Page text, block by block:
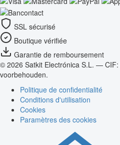
SSL sécurisé
Boutique vérifiée
Garantie de remboursement
© 2026 Satkit Electrónica S.L. —
voorbehouden.
Politique de confidentialité
Conditions d'utilisation
Cookies
Paramètres des cookies